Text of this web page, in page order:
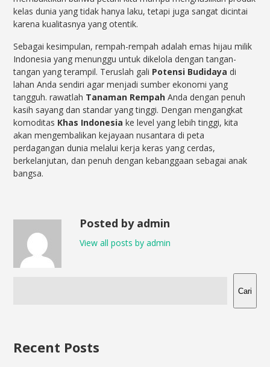
kelas dunia yang tidak hanya laku, tetapi juga sangat dicintai
karena kualitasnya yang otentik.
Sebagai kesimpulan, rempah-rempah adalah emas hijau milik
Indonesia yang menunggu untuk dikelola dengan tangan-
tangan yang terampil. Teruslah gali Potensi Budidaya di
lahan Anda sendiri agar menjadi sumber ekonomi yang
tangguh. rawatlah Tanaman Rempah Anda dengan penuh
kasih sayang dan standar yang tinggi. Dengan mengangkat
komoditas Khas Indonesia ke level yang lebih tinggi, kita
akan mengembalikan kejayaan nusantara di peta
perdagangan dunia melalui kerja keras yang cerdas,
berkelanjutan, dan penuh dengan kebanggaan sebagai anak
bangsa.
Posted by admin
View all posts by admin
Cari
Recent Posts